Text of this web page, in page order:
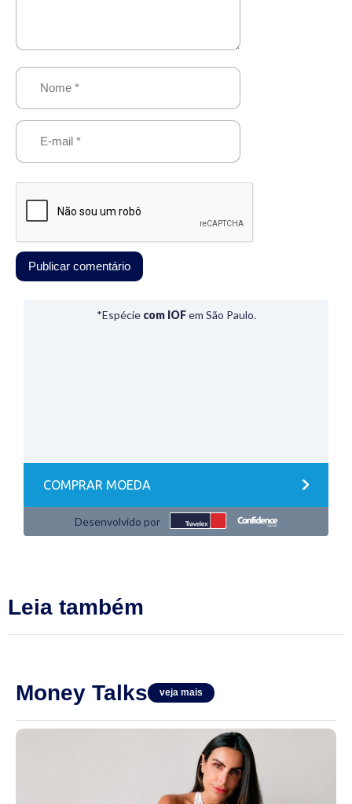
Leia também
Money Talks veja mais